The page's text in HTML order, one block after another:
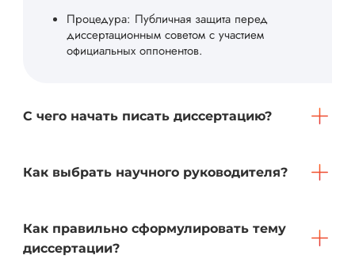
Процедура: Публичная защита перед
диссертационным советом с участием
официальных оппонентов.
С чего начать писать диссертацию?
Как выбрать научного руководителя?
Как правильно сформулировать тему
диссертации?